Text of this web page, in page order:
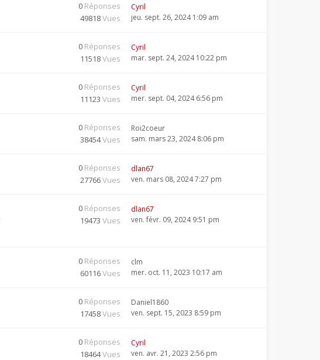
0 Réponses
49818Vues
Cyril
jeu. sept. 26, 2024 1:09 am
0 Réponses
11518Vues
Cyril
mar. sept. 24, 2024 10:22 pm
0 Réponses
11123 Vues
Cyril
mer. sept. 04, 2024 6:56 pm
0 Réponses
38454Vues
Roi2coeur
sam. mars 23, 2024 8:06 pm
0 Réponses
27766Vues
dlan67
ven. mars 08, 2024 7:27 pm
0 Réponses
19473 Vues
dlan67
ven. févr. 09, 2024 9:51 pm
0 Réponses
60116Vues
clm
mer. oct. 11, 2023 10:17 am
0 Réponses
17458Vues
Daniel1860
ven. sept. 15, 2023 8:59 pm
0 Réponses
18464Vues
Cyril
ven. avr. 21, 2023 2:56 pm